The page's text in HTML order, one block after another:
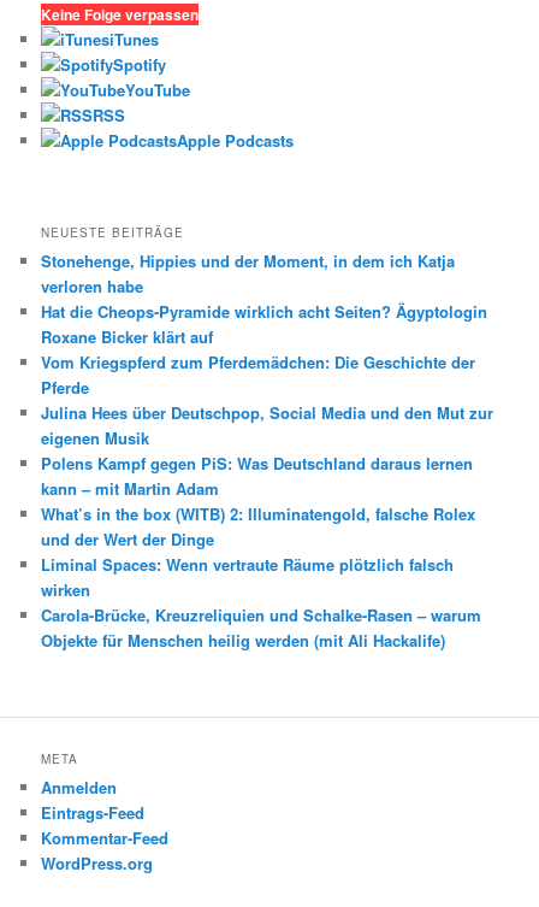
h
e
n
Keine Folge verpassen
iTunes
Spotify
YouTube
RSS
Apple Podcasts
NEUESTE BEITRÄGE
Stonehenge, Hippies und der Moment, in dem ich Katja
verloren habe
Hat die Cheops-Pyramide wirklich acht Seiten? Ägyptologin
Roxane Bicker klärt auf
Vom Kriegspferd zum Pferdemädchen: Die Geschichte der
Pferde
Julina Hees über Deutschpop, Social Media und den Mut zur
eigenen Musik
Polens Kampf gegen PiS: Was Deutschland daraus lernen
kann – mit Martin Adam
What’s in the box (WITB) 2: Illuminatengold, falsche Rolex
und der Wert der Dinge
Liminal Spaces: Wenn vertraute Räume plötzlich falsch
wirken
Carola-Brücke, Kreuzreliquien und Schalke-Rasen – warum
Objekte für Menschen heilig werden (mit Ali Hackalife)
META
Anmelden
Eintrags-Feed
Kommentar-Feed
WordPress.org